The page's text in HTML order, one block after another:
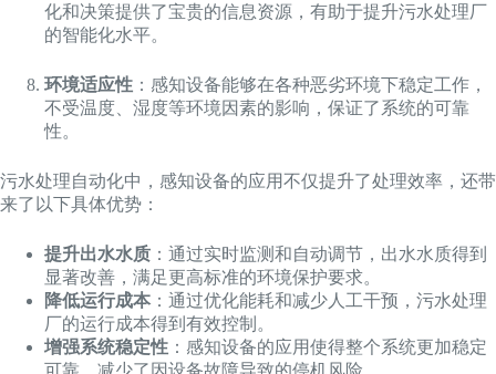
化和决策提供了宝贵的信息资源，有助于提升污水处理厂
的智能化水平。
环境适应性 ：感知设备能够在各种恶劣环境下稳定工作，
不受温度、湿度等环境因素的影响，保证了系统的可靠
性。
污水处理自动化中，感知设备的应用不仅提升了处理效率，还带
来了以下具体优势：
提升出水水质 ：通过实时监测和自动调节，出水水质得到
显著改善，满足更高标准的环境保护要求。
降低运行成本 ：通过优化能耗和减少人工干预，污水处理
厂的运行成本得到有效控制。
增强系统稳定性 ：感知设备的应用使得整个系统更加稳定